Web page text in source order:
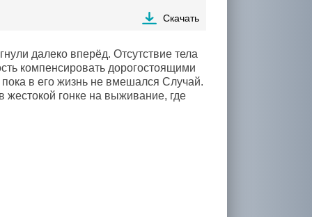
Скачать
далеко вперёд. Отсутствие тела
компенсировать дорогостоящими
в его жизнь не вмешался Случай.
жестокой гонке на выживание, где